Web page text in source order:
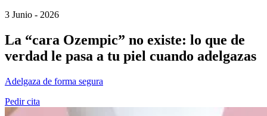
3 Junio - 2026
La “cara Ozempic” no existe: lo que de
verdad le pasa a tu piel cuando adelgazas
Adelgaza de forma segura
Pedir cita